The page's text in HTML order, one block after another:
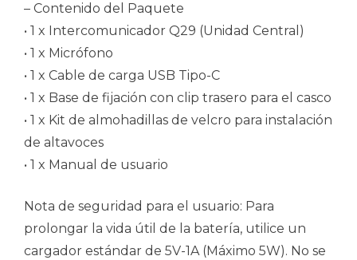
– Contenido del Paquete
• 1 x Intercomunicador Q29 (Unidad Central)
• 1 x Micrófono
• 1 x Cable de carga USB Tipo-C
• 1 x Base de fijación con clip trasero para el casco
• 1 x Kit de almohadillas de velcro para instalación
de altavoces
• 1 x Manual de usuario
Nota de seguridad para el usuario: Para
prolongar la vida útil de la batería, utilice un
cargador estándar de 5V-1A (Máximo 5W). No se